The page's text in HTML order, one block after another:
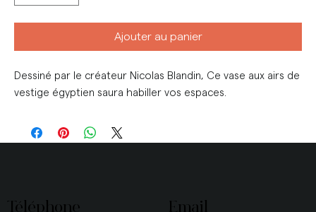
Ajouter au panier
Dessiné par le créateur Nicolas Blandin, Ce vase aux airs de
vestige égyptien saura habiller vos espaces.
Email
Téléphone